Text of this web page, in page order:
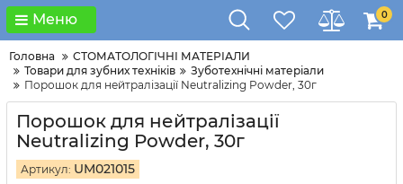
Меню 0
Головна
СТОМАТОЛОГІЧНІ МАТЕРІАЛИ
Товари для зубних техніків
Зуботехнічні матеріали
Порошок для нейтралізації Neutralizing Powder, 30г
Порошок для нейтралізації
Neutralizing Powder, 30г
Артикул: UM021015